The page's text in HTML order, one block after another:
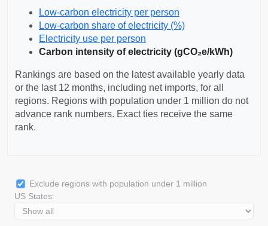
Low‑carbon electricity per person
Low‑carbon share of electricity (%)
Electricity use per person
Carbon intensity of electricity (gCO₂e/kWh)
Rankings are based on the latest available yearly data
or the last 12 months, including net imports, for all
regions. Regions with population under 1 million do not
advance rank numbers. Exact ties receive the same
rank.
Exclude regions with population under 1 million
US States: